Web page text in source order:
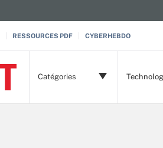
RESSOURCES PDF CYBERHEBDO
Catégories